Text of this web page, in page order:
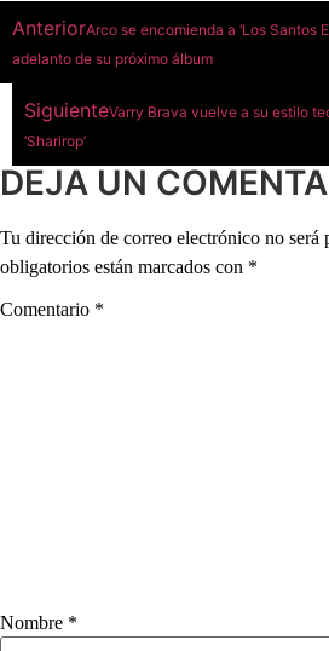
AnteriorArco se encomienda a ‘Los Santos
adelanto de su próximo álbum
SiguienteVarry Brava vuelve a su estilo
‘Sharirop’
DEJA UN
Tu dirección de correo electrónico no será
obligatorios están marcados con *
Comentario *
Nombre *